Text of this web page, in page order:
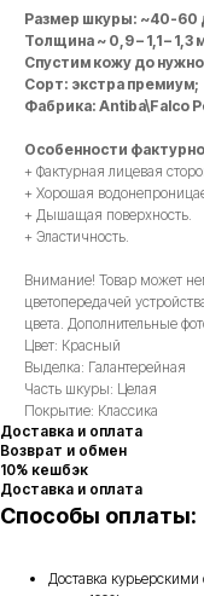
Размер шкуры: ~40-60
Толщина ~ 0,9 – 1,1 – 1,3
Спустим кожу до
Сорт: экстра премиум;
Фабрика: Antiba\Falco
Особенности
+ Фактурная лицевая
+ Хорошая
+ Дышащая поверхность.
+ Эластичность.
Внимание! Товар может
цветопередачей
цвета. Дополнительные
Цвет: Красный
Выделка: Галантерейная
Часть шкуры: Целая
Покрытие: Классика
Доставка и оплата
Возврат и обмен
10% кешбэк
Доставка и оплата
Способы оплаты:
Доставка